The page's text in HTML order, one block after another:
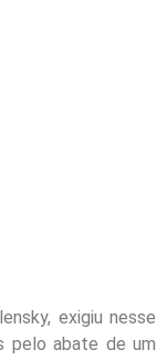
exigiu nesse
pelo abate de um